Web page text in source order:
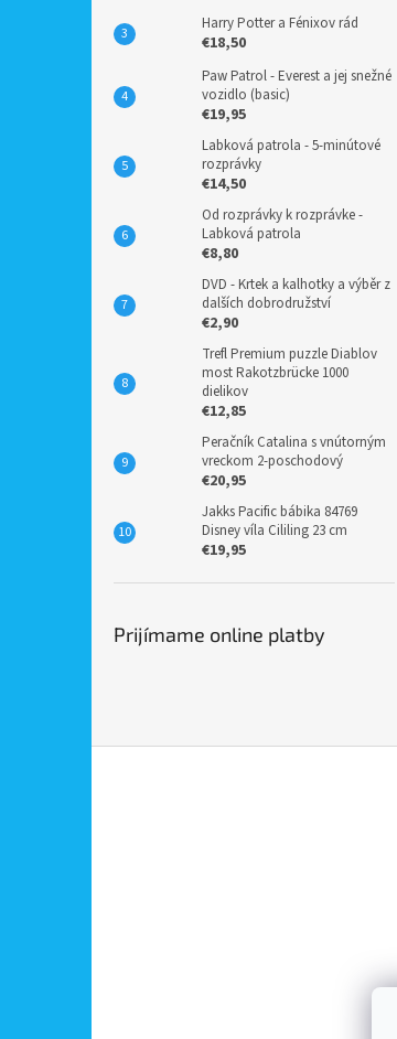
Harry Potter a Fénixov rád
€18,50
Paw Patrol - Everest a jej snežné
vozidlo (basic)
€19,95
Labková patrola - 5-minútové
rozprávky
€14,50
Od rozprávky k rozprávke -
Labková patrola
€8,80
DVD - Krtek a kalhotky a výběr z
dalších dobrodružství
€2,90
Trefl Premium puzzle Diablov
most Rakotzbrücke 1000
dielikov
€12,85
Peračník Catalina s vnútorným
vreckom 2-poschodový
€20,95
Jakks Pacific bábika 84769
Disney víla Cililing 23 cm
€19,95
Prijímame online platby